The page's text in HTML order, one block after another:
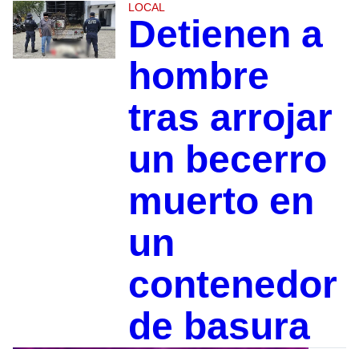
LOCAL
Detienen a
hombre
tras arrojar
un becerro
muerto en
un
contenedor
de basura